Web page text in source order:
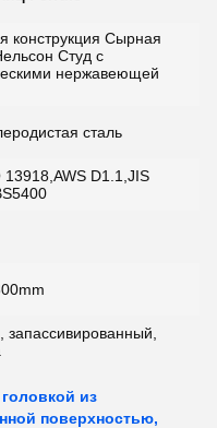
конструкция Сырная
Студ с
нержавеющей
сталь
13918,AWS D1.1,JIS
запассивированный,
из
поверхностью,